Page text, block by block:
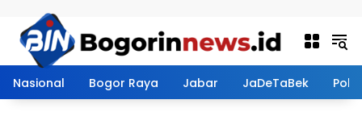
Nasional Bogor Raya Jabar JaDeTaBek